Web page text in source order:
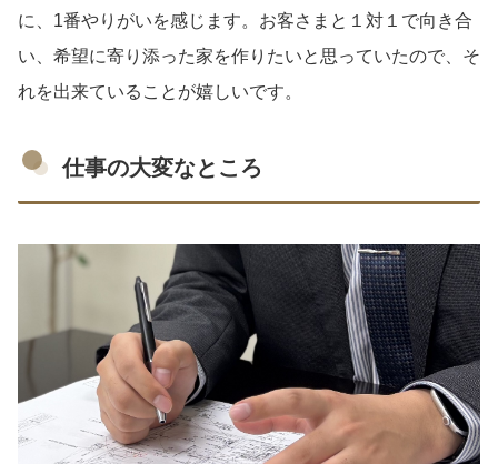
に、1番やりがいを感じます。お客さまと１対１で向き合
い、希望に寄り添った家を作りたいと思っていたので、そ
れを出来ていることが嬉しいです。
仕事の大変なところ